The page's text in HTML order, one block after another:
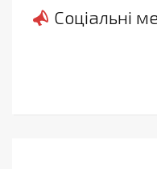
Соціальні